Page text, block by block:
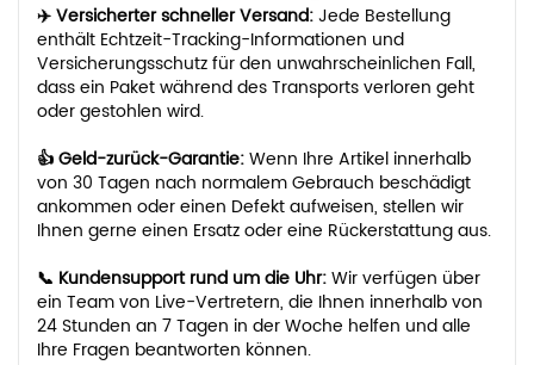
✈️ Versicherter schneller Versand:Jede Bestellung
enthält Echtzeit-Tracking-Informationen und
Versicherungsschutz für den unwahrscheinlichen Fall,
dass ein Paket während des Transports verloren geht
oder gestohlen wird.
👍 Geld-zurück-Garantie:Wenn Ihre Artikel innerhalb
von 30 Tagen nach normalem Gebrauch beschädigt
ankommen oder einen Defekt aufweisen, stellen wir
Ihnen gerne einen Ersatz oder eine Rückerstattung aus.
📞 Kundensupport rund um die Uhr:Wir verfügen über
ein Team von Live-Vertretern, die Ihnen innerhalb von
24 Stunden an 7 Tagen in der Woche helfen und alle
Ihre Fragen beantworten können.